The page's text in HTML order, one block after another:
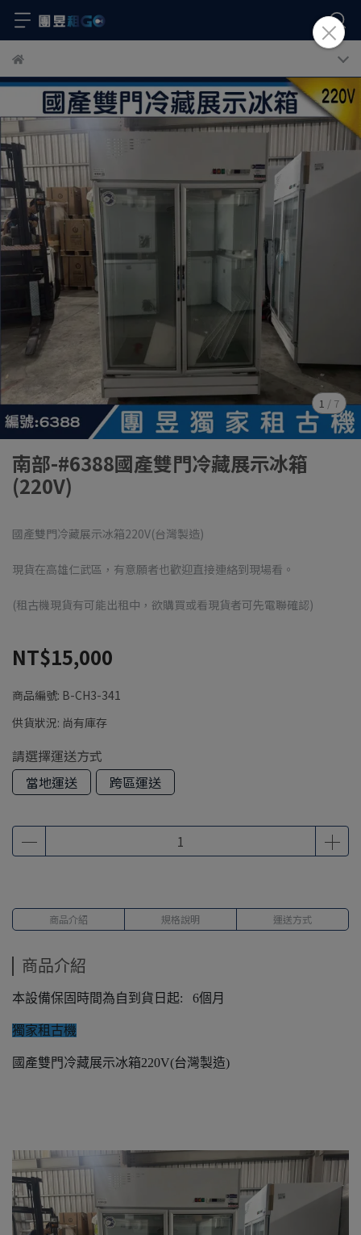
1 / 7
南部-#6388國產雙門冷藏展示冰箱
(220V)
國產雙門冷藏展示冰箱220V(台灣製造)
現貨在高雄仁武區，有意願者也歡迎直接連絡到現場看。
(租古機現貨有可能出租中，欲購買或看現貨者可先電聯確認)
NT$15,000
商品編號: B-CH3-341
供貨狀況: 尚有庫存
請選擇運送方式
當地運送
跨區運送
商品介紹 規格說明 運送方式
商品介紹
本設備保固時間為自到貨日起: 6個月
獨家租古機
國產雙門冷藏展示冰箱220V(台灣製造)